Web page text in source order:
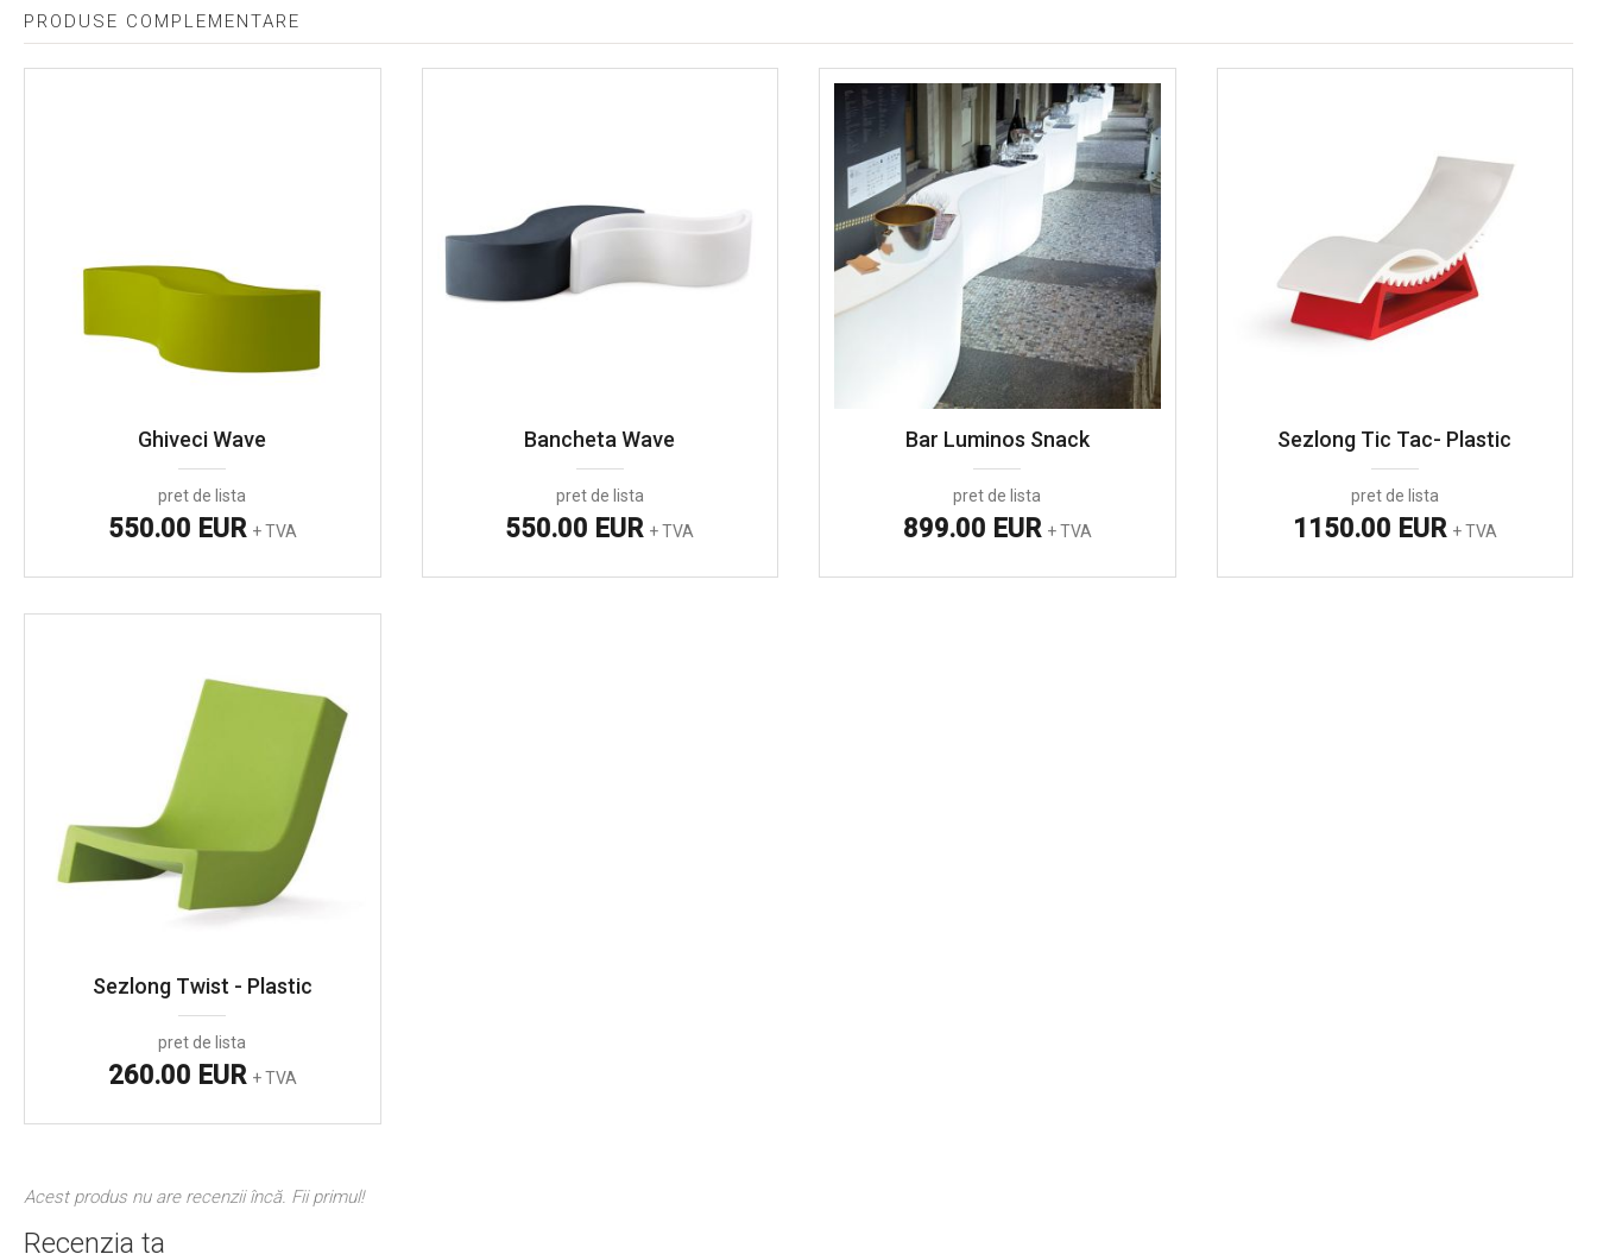
PRODUSE COMPLEMENTARE
Ghiveci Wave
pret de lista
550.00 EUR + TVA
Bancheta Wave
pret de lista
550.00 EUR + TVA
Bar Luminos Snack
pret de lista
899.00 EUR + TVA
Sezlong Tic Tac- Plastic
pret de lista
1150.00 EUR + TVA
Sezlong Twist - Plastic
pret de lista
260.00 EUR + TVA
Acest produs nu are recenzii încă. Fii primul!
Recenzia ta